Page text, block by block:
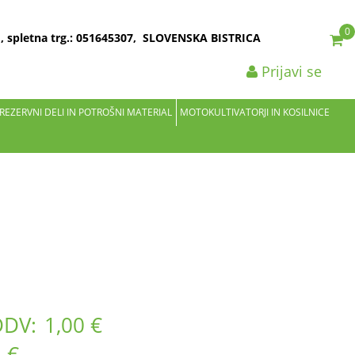
trg.: 051645307, SLOVENSKA BISTRICA 0
Prijavi se
DELI IN POTROŠNI MATERIAL MOTOKULTIVATORJI IN KOSILNICE
1,00 €